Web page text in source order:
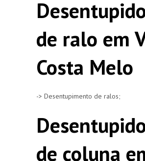
de ralo em
Costa Melo
-> Desentupimento de ralos;
de coluna